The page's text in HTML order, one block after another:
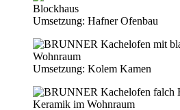
Umsetzung: Hafner Ofenbau
Umsetzung: Kolem Kamen